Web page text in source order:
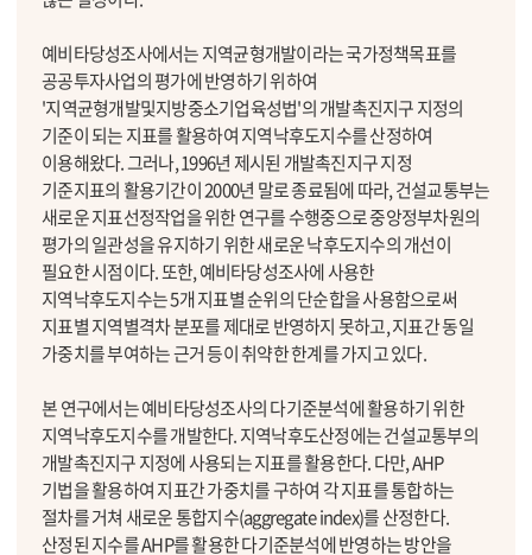
예비타당성조사에서는 지역균형개발이라는 국가정책목표를
공공투자사업의 평가에 반영하기 위하여
'지역균형개발및지방중소기업육성법'의 개발촉진지구 지정의
기준이 되는 지표를 활용하여 지역낙후도지수를 산정하여
이용해왔다. 그러나, 1996년 제시된 개발촉진지구 지정
기준지표의 활용기간이 2000년 말로 종료됨에 따라, 건설교통부는
새로운 지표선정작업을 위한 연구를 수행중으로 중앙정부차원의
평가의 일관성을 유지하기 위한 새로운 낙후도지수의 개선이
필요한 시점이다. 또한, 예비타당성조사에 사용한
지역낙후도지수는 5개 지표별 순위의 단순합을 사용함으로써
지표별 지역별격차 분포를 제대로 반영하지 못하고, 지표간 동일
가중치를 부여하는 근거 등이 취약한 한계를 가지고 있다.
본 연구에서는 예비타당성조사의 다기준분석에 활용하기 위한
지역낙후도지수를 개발한다. 지역낙후도산정에는 건설교통부의
개발촉진지구 지정에 사용되는 지표를 활용한다. 다만, AHP
기법을 활용하여 지표간 가중치를 구하여 각 지표를 통합하는
절차를 거쳐 새로운 통합지수(aggregate index)를 산정한다.
산정된 지수를 AHP를 활용한 다기준분석에 반영하는 방안을